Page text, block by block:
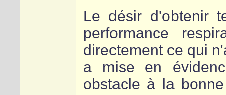
Le désir d'obtenir
performance
directement ce qui
a mise en
obstacle à la